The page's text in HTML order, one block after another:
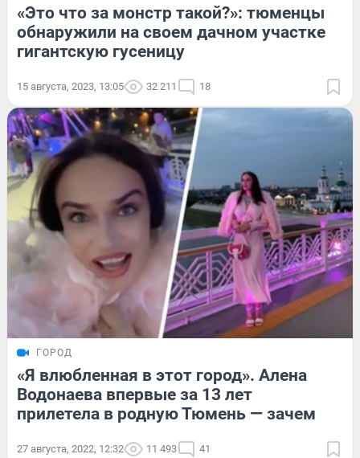
«Это что за монстр такой?»: тюменцы
обнаружили на своем дачном участке
гигантскую гусеницу
15 августа, 2023, 13:05 32 211 18
ГОРОД
«Я влюбленная в этот город». Алена
Водонаева впервые за 13 лет
прилетела в родную Тюмень — зачем
27 августа, 2022, 12:32 11 493 41